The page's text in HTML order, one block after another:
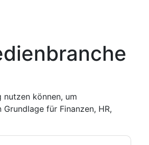
nutzen können, um
für Finanzen, HR,